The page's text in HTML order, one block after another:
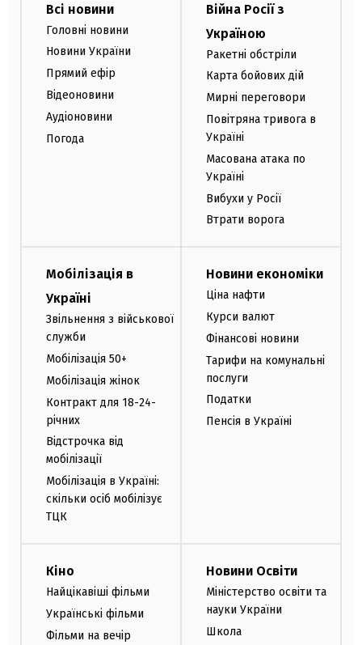
Всі новини
Головні новини
Новини України
Прямий ефір
Відеоновини
Аудіоновини
Погода
Війна Росії з
Україною
Ракетні обстріли
Карта бойових дій
Мирні переговори
Повітряна тривога в
Україні
Масована атака по
Україні
Вибухи у Росії
Втрати ворога
Мобілізація в
Україні
Звільнення з військової
служби
Мобілізація 50+
Мобілізація жінок
Контракт для 18-24-
річних
Відстрочка від
мобілізації
Мобілізація в Україні:
скільки осіб мобілізує
ТЦК
Новини економіки
Ціна нафти
Курси валют
Фінансові новини
Тарифи на комунальні
послуги
Податки
Пенсія в Україні
Кіно
Найцікавіші фільми
Українські фільми
Фільми на вечір
Новини Освіти
Міністерство освіти та
науки України
Школа